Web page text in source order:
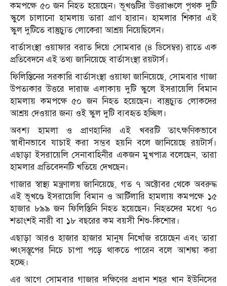
কমপক্ষে ৫০ জন নিহত হয়েছেন। ভূখণ্ডটির উত্তরাঞ্চলে পৃথক দুটি
স্কুলে চালানো হামলায় তারা প্রাণ হারান। হামলার শিকার এই
স্কুল দুটিতে বাস্তুচ্যুত লোকেরা আশ্রয় নিয়েছিলেন।
বার্তাসংস্থা ওয়াফার বরাত দিয়ে সোমবার (৪ ডিসেম্বর) রাতে এক
প্রতিবেদনে এই তথ্য জানিয়েছে বার্তাসংস্থা রয়টার্স।
ফিলিস্তিনের সরকারি বার্তাসংস্থা ওয়াফা জানিয়েছে, সোমবার গাজা
উপত্যকার উত্তরে দারাজ এলাকায় দুটি স্কুলে ইসরায়েলি বিমান
হামলায় কমপক্ষে ৫০ জন নিহত হয়েছেন। বাস্তুচ্যুত লোকদের
আশ্রয় দেওয়ার জন্য ওই স্কুল দুটি ব্যবহৃত হচ্ছিল।
অবশ্য হামলা ও প্রাণহানির এই খবরটি তাৎক্ষণিকভাবে
স্বাধীনভাবে যাচাই করা সম্ভব হয়নি বলে জানিয়েছে রয়টার্স।
এছাড়া ইসরায়েলি সেনাবাহিনীর একজন মুখপাত্র বলেছেন, তারা
হামলার প্রতিবেদনটি খতিয়ে দেখছেন।
গাজার স্বাস্থ্য মন্ত্রণালয় জানিয়েছে, গত ৭ অক্টোবর থেকে অবরুদ্ধ
এই ভূখণ্ডে ইসরায়েলি বিমান ও আর্টিলারি হামলায় কমপক্ষে ১৫
হাজার ৮৯৯ জন ফিলিস্তিনি নিহত হয়েছেন। নিহতদের মধ্যে ৭০
শতাংশই নারী বা ১৮ বছরের কম বয়সী শিশু-কিশোর।
এছাড়া আরও হাজার হাজার মানুষ নিখোঁজ রয়েছেন এবং তারা
ধ্বংসস্তূপের নিচে চাপা পড়ে থাকতে পারেন বলে আশঙ্কা করা
হচ্ছে।
এর আগে সোমবার গাজার দক্ষিণের প্রধান শহর খান ইউনিসের